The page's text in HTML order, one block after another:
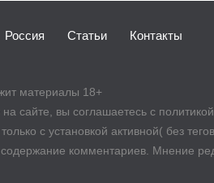
Россия Статьи Контакты
материалы 18+
сайте, вы соглашаетесь с
с установкой активной( без
содержание комментариев. Мнение